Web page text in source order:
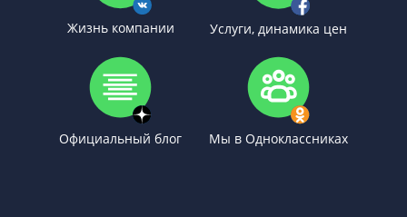
Жизнь компании Услуги, динамика цен
Официальный блог Мы в Одноклассниках